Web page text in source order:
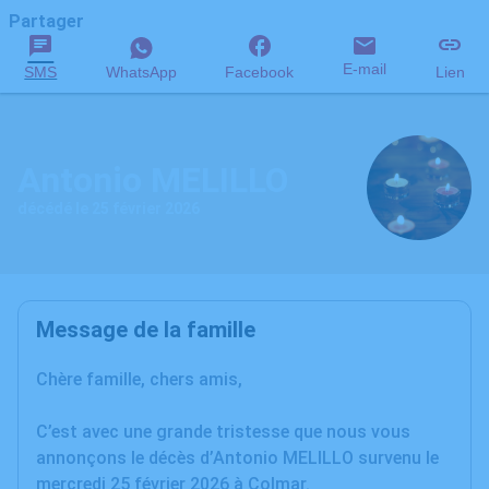
Partager
SMS WhatsApp Facebook E-mail Lien
Message de la famille
Chère famille, chers amis,
C’est avec une grande tristesse que nous vous
annonçons le décès d’Antonio MELILLO survenu le
mercredi 25 février 2026 à Colmar.